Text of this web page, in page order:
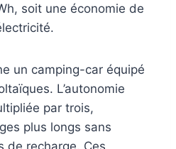
soit une économie de
un camping-car équipé
L’autonomie
par trois,
plus longs sans
de recharge. Ces